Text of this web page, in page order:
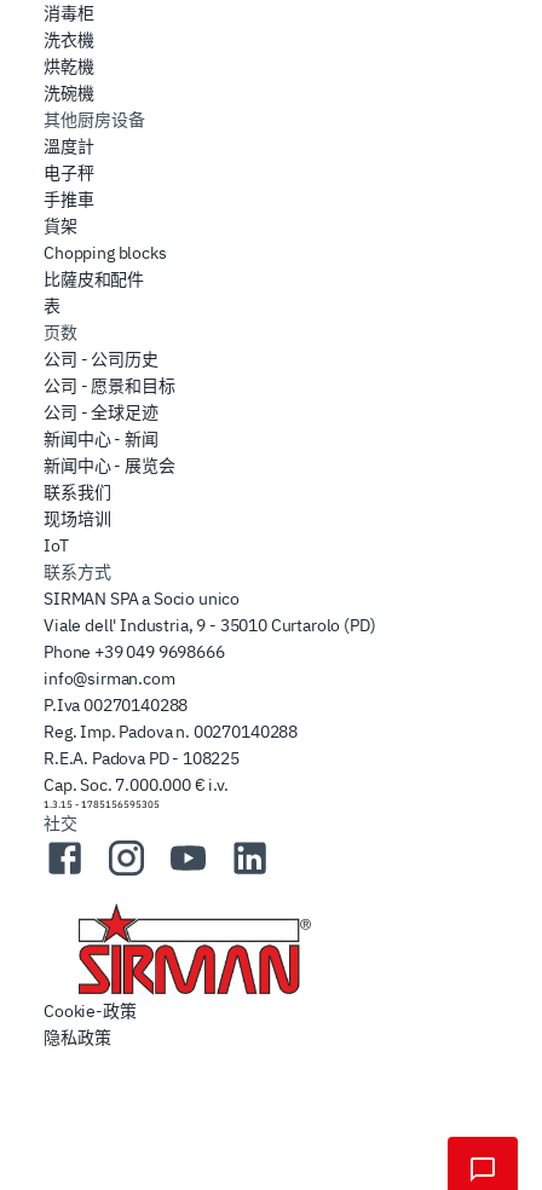
消毒柜
洗衣機
烘乾機
洗碗機
其他厨房设备
溫度計
电子秤
手推車
貨架
Chopping blocks
比薩皮和配件
表
页数
公司 - 公司历史
公司 - 愿景和目标
公司 - 全球足迹
新闻中心 - 新闻
新闻中心 - 展览会
联系我们
现场培训
IoT
联系方式
SIRMAN SPA a Socio unico
Viale dell' Industria, 9 - 35010 Curtarolo (PD)
Phone +39 049 9698666
info@sirman.com
P.Iva 00270140288
Reg. Imp. Padova n. 00270140288
R.E.A. Padova PD - 108225
Cap. Soc. 7.000.000 € i.v.
1.3.15 - 1785156595305
社交
FacebookInstagramYouTubeLinkedIn
Cookie-政策
隐私政策